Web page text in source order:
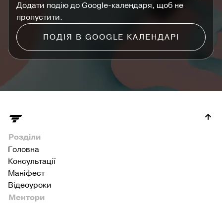
Додати подію до Google-календаря, щоб не
пропустити.
ПОДІЯ В GOOGLE КАЛЕНДАРІ
Розділи
Головна
Консультації
Маніфест
Відеоуроки
Ментори